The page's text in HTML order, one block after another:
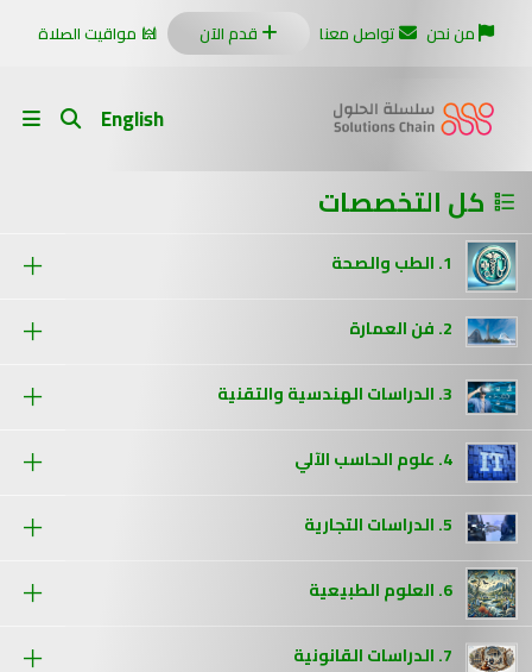
من نحن تواصل معنا قدم الآن مواقيت الصلاة
English
كل التخصصات
1. الطب والصحة
2. فن العمارة
3. الدراسات الهندسية والتقنية
4. علوم الحاسب الآلي
5. الدراسات التجارية
6. العلوم الطبيعية
7. الدراسات القانونية